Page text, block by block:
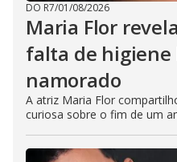
DO R7/01/08/2026
Maria Flor
falta de higiene
namorado
A atriz Maria Flor
curiosa sobre o fim de um